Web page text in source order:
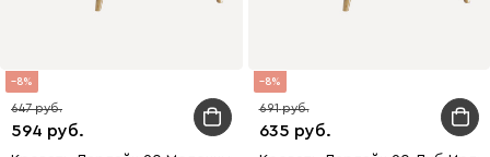
8
594
647
8
635
691